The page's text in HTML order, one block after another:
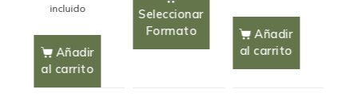
incluido
Añadir
al carrito
Seleccionar
Formato
Añadir
al carrito